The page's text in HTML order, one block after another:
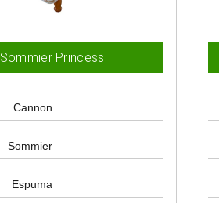
Sommier Princess
Cannon
Sommier
Espuma